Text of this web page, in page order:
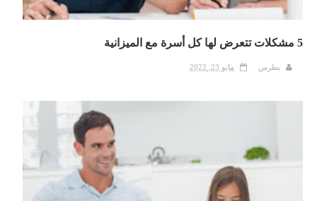
5 مشكلات تتعرض لها كل أسرة مع الميزانية
بطرس مايو 23, 2022